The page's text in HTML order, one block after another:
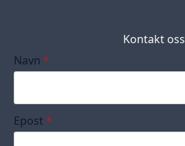
Kontakt oss
Navn *
Epost *